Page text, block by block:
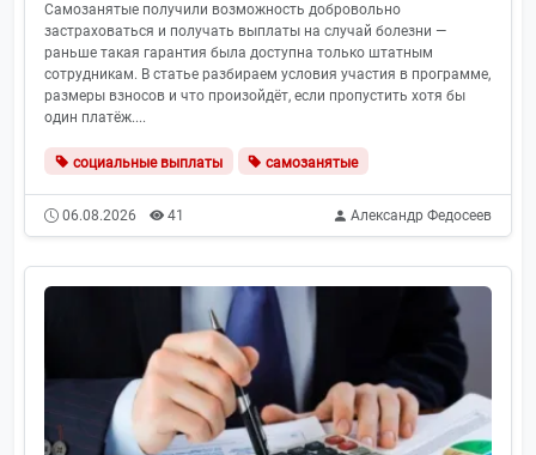
Самозанятые получили возможность добровольно
застраховаться и получать выплаты на случай болезни —
раньше такая гарантия была доступна только штатным
сотрудникам. В статье разбираем условия участия в программе,
размеры взносов и что произойдёт, если пропустить хотя бы
один платёж....
социальные выплаты самозанятые
06.08.2026 41 Александр Федосеев